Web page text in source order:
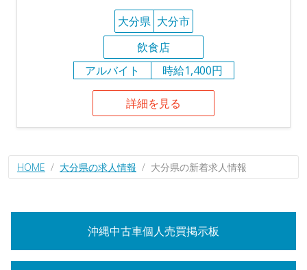
大分県 大分市
飲食店
アルバイト
時給1,400円
詳細を見る
HOME 大分県の求人情報 大分県の新着求人情報
沖縄中古車個人売買掲示板